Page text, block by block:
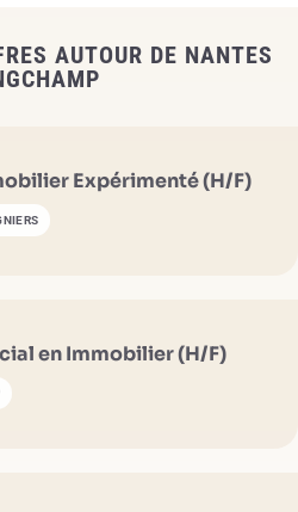
AUTOUR DE NANTES
Expérimenté (H/F)
en Immobilier (H/F)